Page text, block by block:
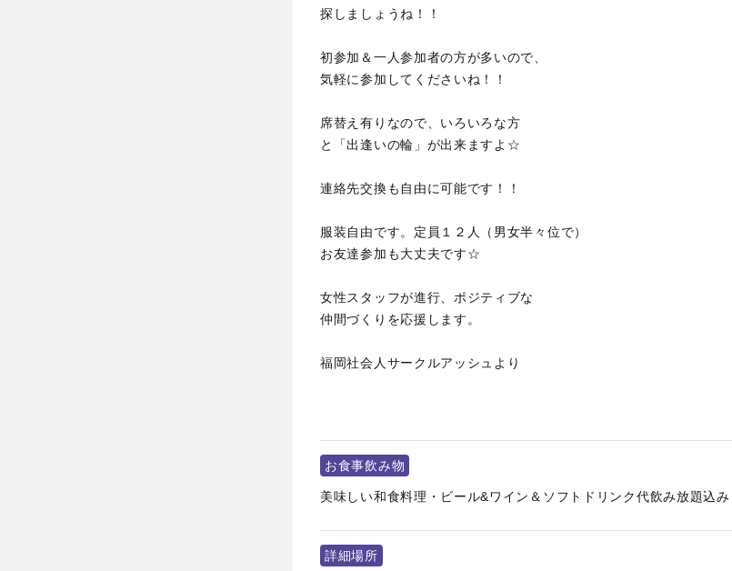
探しましょうね！！
初参加＆一人参加者の方が多いので、
気軽に参加してくださいね！！
席替え有りなので、いろいろな方
と「出逢いの輪」が出来ますよ☆
連絡先交換も自由に可能です！！
服装自由です。定員１２人（男女半々位で）
お友達参加も大丈夫です☆
女性スタッフが進行、ポジティブな
仲間づくりを応援します。
福岡社会人サークルアッシュより
お食事飲み物
美味しい和食料理・ビール&ワイン＆ソフトドリンク代飲み放題込み
詳細場所